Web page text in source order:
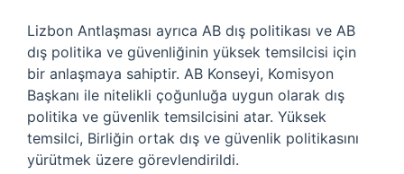
Lizbon Antlaşması ayrıca AB dış politikası ve AB
dış politika ve güvenliğinin yüksek temsilcisi için
bir anlaşmaya sahiptir. AB Konseyi, Komisyon
Başkanı ile nitelikli çoğunluğa uygun olarak dış
politika ve güvenlik temsilcisini atar. Yüksek
temsilci, Birliğin ortak dış ve güvenlik politikasını
yürütmek üzere görevlendirildi.